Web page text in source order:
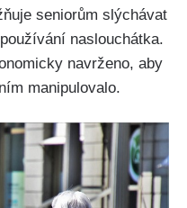
seniorům slýchávat
naslouchátka.
navrženo, aby
manipulovalo.